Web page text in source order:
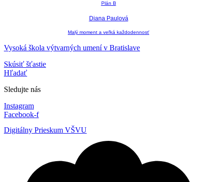
Plán B
Diana Paulová
Malý moment a veľká každodennosť
Vysoká škola výtvarných umení v Bratislave
Skúsiť šťastie
Hľadať
Sledujte nás
Instagram
Facebook-f
Digitálny Prieskum VŠVU